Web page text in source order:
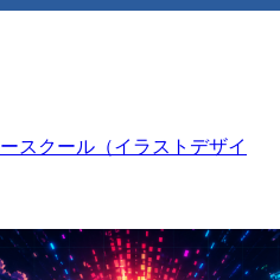
ースクール（イラストデザイ